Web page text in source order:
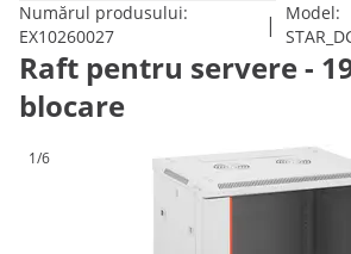
Numărul produsului:
EX10260027
|
Model:
Raft pentru servere -
blocare
1/6